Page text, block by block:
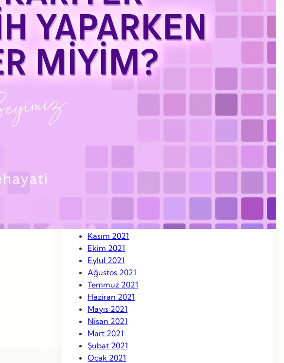
Kasım 2023
Eylül 2023
Ağustos 2023
Temmuz 2023
Haziran 2023
Mayıs 2023
Mart 2023
Haziran 2022
Nisan 2022
Aralık 2021
Kasım 2021
Ekim 2021
Eylül 2021
Ağustos 2021
Temmuz 2021
Haziran 2021
Mayıs 2021
Nisan 2021
Mart 2021
Şubat 2021
Ocak 2021